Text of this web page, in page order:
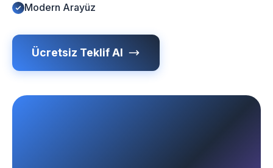
Modern Arayüz
Ücretsiz Teklif Al